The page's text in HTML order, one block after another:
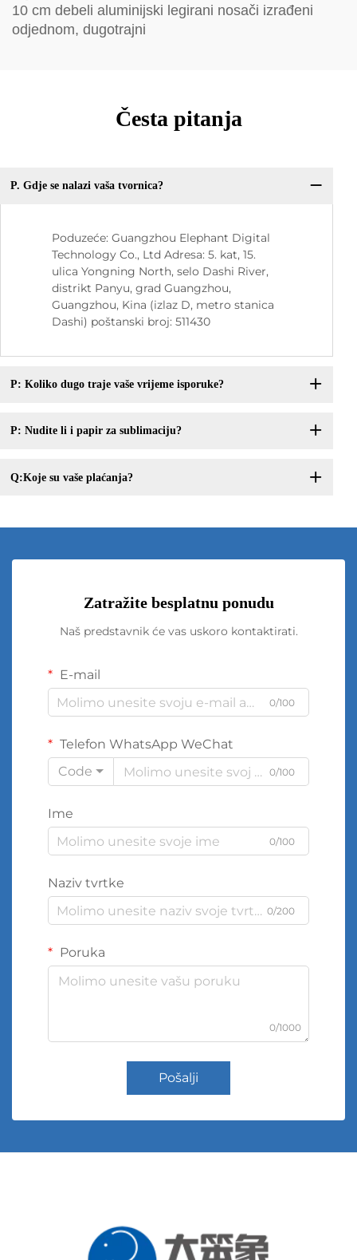
10 cm debeli aluminijski legirani nosači izrađeni
odjednom, dugotrajni
Česta pitanja
P. Gdje se nalazi vaša tvornica?
Poduzeće: Guangzhou Elephant Digital
Technology Co., Ltd Adresa: 5. kat, 15.
ulica Yongning North, selo Dashi River,
distrikt Panyu, grad Guangzhou,
Guangzhou, Kina (izlaz D, metro stanica
Dashi) poštanski broj: 511430
P: Koliko dugo traje vaše vrijeme isporuke?
P: Nudite li i papir za sublimaciju?
Q:Koje su vaše plaćanja?
Zatražite besplatnu ponudu
Naš predstavnik će vas uskoro kontaktirati.
E-mail
0/100
Telefon WhatsApp WeChat
Code
0/100
Ime
0/100
Naziv tvrtke
0/200
Poruka
0/1000
Pošalji